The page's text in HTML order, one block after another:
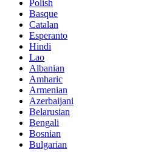
Polish
Basque
Catalan
Esperanto
Hindi
Lao
Albanian
Amharic
Armenian
Azerbaijani
Belarusian
Bengali
Bosnian
Bulgarian